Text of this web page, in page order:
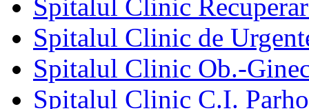
Spitalul Clinic
Spitalul Clinic de
Spitalul Clinic Ob.-
Spitalul Clinic C.I.